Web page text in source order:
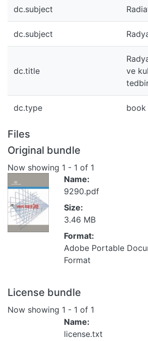
dc.subject
dc.subject
dc.title
ve
dc.type book
Files
Original bundle
Now showing 1 - 1 of 1
Name:
9290.pdf
Size:
3.46 MB
Format:
Adobe Portable
Format
License bundle
Now showing 1 - 1 of 1
Name:
license.txt